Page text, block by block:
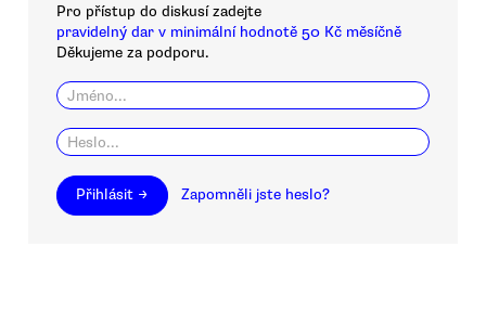
Pro přístup do diskusí zadejte
pravidelný dar v minimální hodnotě 50 Kč měsíčně
Děkujeme za podporu.
Přihlásit → Zapomněli jste heslo?